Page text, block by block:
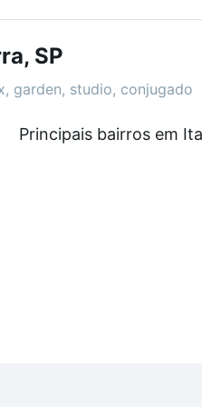
salão de festas ou
envolvidos no processo
SP
garden, studio, conjugado
Principais bairros em